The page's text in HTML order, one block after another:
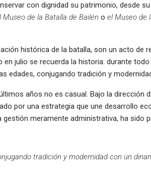
con dignidad su patrimonio, desde
Museo de la Batalla de Bailén o el Museo de
histórica de la batalla, son un acto de
julio se recuerda la historia: durante
edades, conjugando tradición y
años no es casual. Bajo la dirección
por una estrategia que une desarrollo
gestión meramente administrativa, ha sido
tradición y modernidad con un